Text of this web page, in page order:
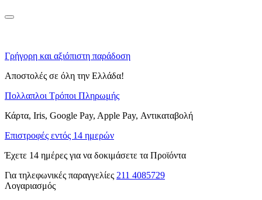
Γρήγορη και αξιόπιστη παράδοση
Αποστολές σε όλη την Ελλάδα!
Πολλαπλοι Τρόποι Πληρωμής
Κάρτα, Iris, Google Pay, Apple Pay, Αντικαταβολή
Επιστροφές εντός 14 ημερών
Έχετε 14 ημέρες για να δοκιμάσετε τα Προϊόντα
Για τηλεφωνικές παραγγελίες 211 4085729
Λογαριασμός